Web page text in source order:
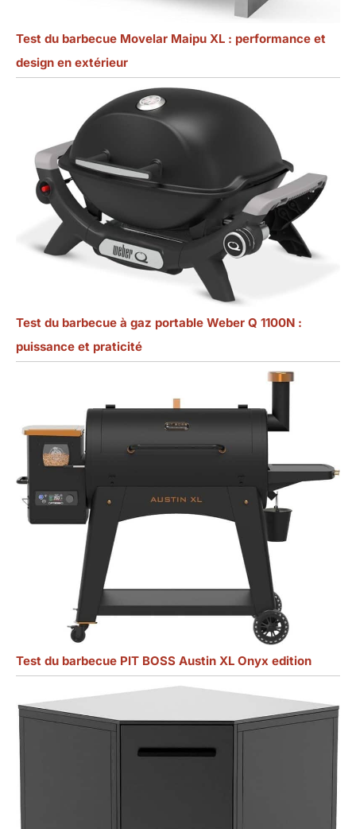
Test du barbecue Movelar Maipu XL : performance et
design en extérieur
Test du barbecue à gaz portable Weber Q 1100N :
puissance et praticité
Test du barbecue PIT BOSS Austin XL Onyx edition